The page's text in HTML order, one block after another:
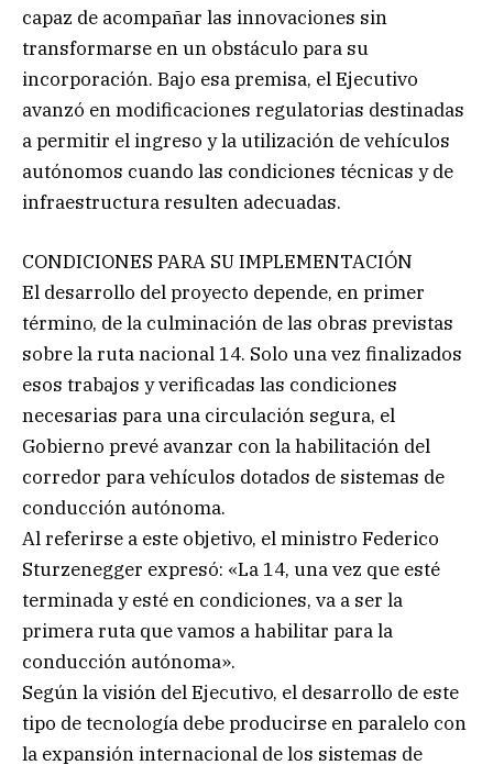
capaz de acompañar las innovaciones sin
transformarse en un obstáculo para su
incorporación. Bajo esa premisa, el Ejecutivo
avanzó en modificaciones regulatorias destinadas
a permitir el ingreso y la utilización de vehículos
autónomos cuando las condiciones técnicas y de
infraestructura resulten adecuadas.
CONDICIONES PARA SU IMPLEMENTACIÓN
El desarrollo del proyecto depende, en primer
término, de la culminación de las obras previstas
sobre la ruta nacional 14. Solo una vez finalizados
esos trabajos y verificadas las condiciones
necesarias para una circulación segura, el
Gobierno prevé avanzar con la habilitación del
corredor para vehículos dotados de sistemas de
conducción autónoma.
Al referirse a este objetivo, el ministro Federico
Sturzenegger expresó: «La 14, una vez que esté
terminada y esté en condiciones, va a ser la
primera ruta que vamos a habilitar para la
conducción autónoma».
Según la visión del Ejecutivo, el desarrollo de este
tipo de tecnología debe producirse en paralelo con
la expansión internacional de los sistemas de